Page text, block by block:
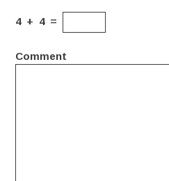
4 + 4 =
Comment